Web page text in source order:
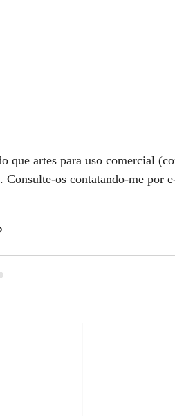
que artes para uso comercial
Consulte-os contatando-me por